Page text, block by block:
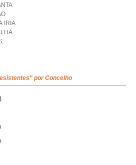
IRIA
,
por Concelho